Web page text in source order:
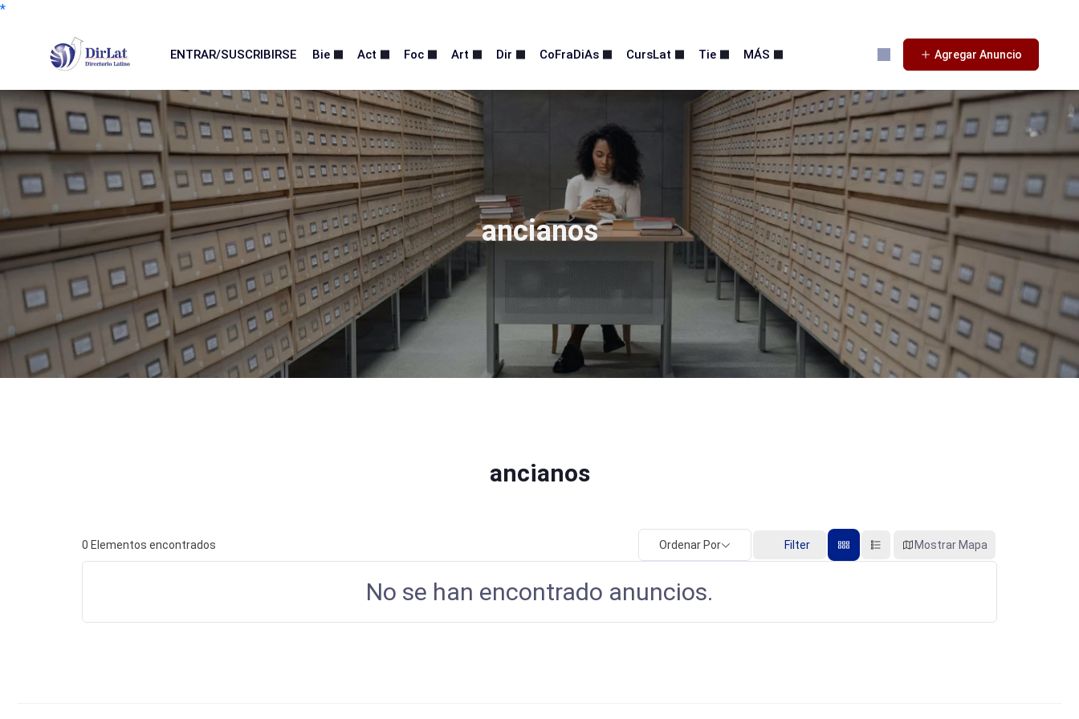
*
ENTRAR/SUSCRIBIRSE Bie Act Foc Art Dir CoFraDiAs CursLat Tie MÁS Agregar Anuncio
ancianos
ancianos
0 Elementos encontrados Ordenar Por Filter Mostrar Mapa
No se han encontrado anuncios.